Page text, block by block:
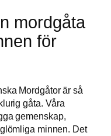
mordgåta
för
Mordgåtor är så
gåta. Våra
gemenskap,
minnen. Det